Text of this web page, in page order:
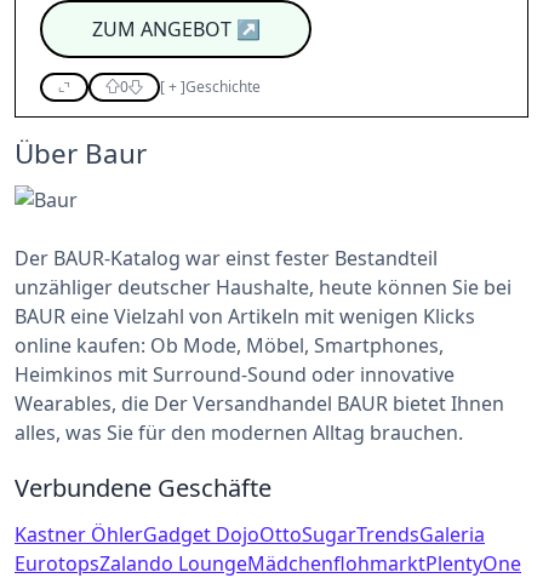
ZUM ANGEBOT↗
0 [+]Geschichte
Über Baur
Der BAUR-Katalog war einst fester Bestandteil
unzähliger deutscher Haushalte, heute können Sie bei
BAUR eine Vielzahl von Artikeln mit wenigen Klicks
online kaufen: Ob Mode, Möbel, Smartphones,
Heimkinos mit Surround-Sound oder innovative
Wearables, die Der Versandhandel BAUR bietet Ihnen
alles, was Sie für den modernen Alltag brauchen.
Verbundene Geschäfte
Kastner ÖhlerGadget DojoOttoSugarTrendsGaleria
EurotopsZalando LoungeMädchenflohmarktPlentyOne